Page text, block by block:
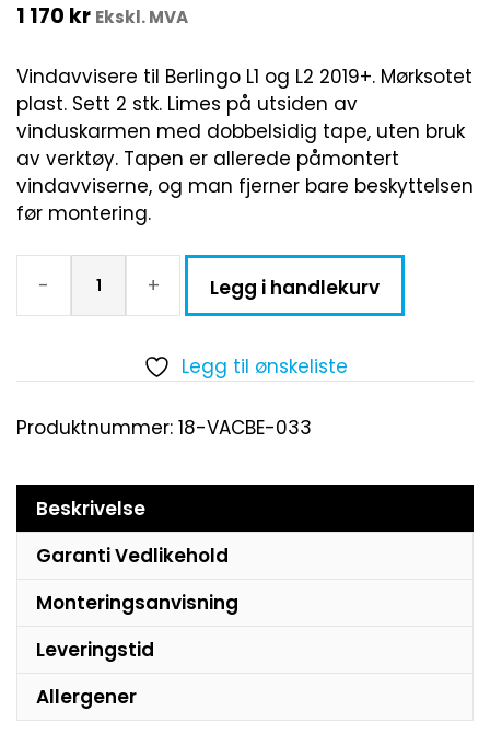
1 170 kr Ekskl. MVA
Vindavvisere til Berlingo L1 og L2 2019+. Mørksotet
plast. Sett 2 stk. Limes på utsiden av
vinduskarmen med dobbelsidig tape, uten bruk
av verktøy. Tapen er allerede påmontert
vindavviserne, og man fjerner bare beskyttelsen
før montering.
- + Legg i handlekurv
Legg til ønskeliste
Produktnummer: 18-VACBE-033
Beskrivelse
Garanti Vedlikehold
Monteringsanvisning
Leveringstid
Allergener